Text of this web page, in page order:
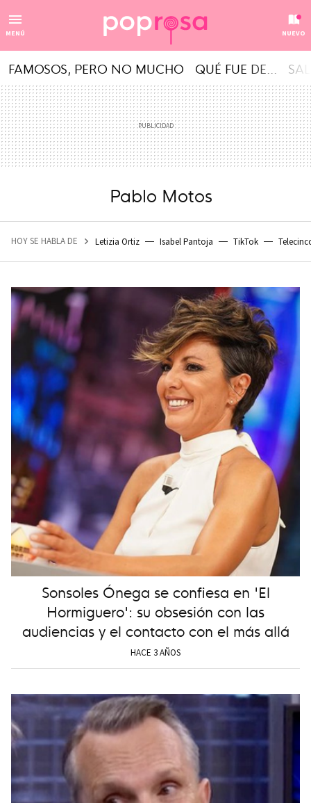
MENÚ NUEVO
FAMOSOS, PERO NO MUCHO QUÉ FUE DE...
Pablo Motos
HOY SE HABLA DE Letizia Ortiz Isabel Pantoja TikTok
Sonsoles Ónega se confiesa en 'El
Hormiguero': su obsesión con las
audiencias y el contacto con el más allá
HACE 3 AÑOS